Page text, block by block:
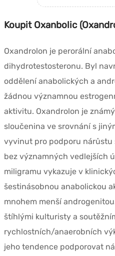
Koupit Oxanbolic
Oxandrolon je perorální
dihydrotestosteronu. Byl
oddělení anabolických a
žádnou významnou
aktivitu. Oxandrolon je
sloučenina ve srovnání s
vyvinut pro podporu nárůstu
bez významných vedlejších
miligramu vykazuje v
šestinásobnou anabolickou
mnohem menší
štíhlými kulturisty a
rychlostních/anaerobních
jeho tendence podporovat